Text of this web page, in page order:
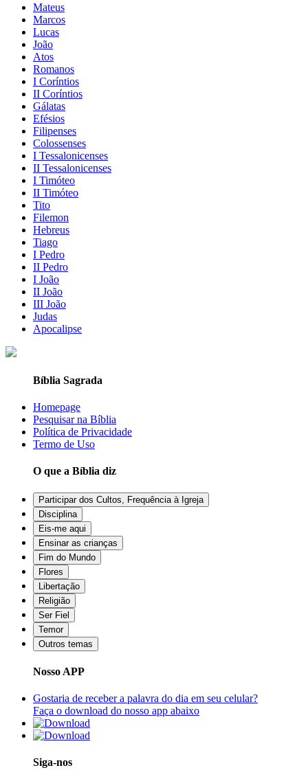
Mateus
Marcos
Lucas
João
Atos
Romanos
I Coríntios
II Coríntios
Gálatas
Efésios
Filipenses
Colossenses
I Tessalonicenses
II Tessalonicenses
I Timóteo
II Timóteo
Tito
Filemon
Hebreus
Tiago
I Pedro
II Pedro
I João
II João
III João
Judas
Apocalipse
Bíblia Sagrada
Homepage
Pesquisar na Bíblia
Política de Privacidade
Termo de Uso
O que a Bíblia diz
Participar dos Cultos, Frequência à Igreja
Disciplina
Eis-me aqui
Ensinar as crianças
Fim do Mundo
Flores
Libertação
Religião
Ser Fiel
Temor
Outros temas
Nosso APP
Gostaria de receber a palavra do dia em seu celular?
Faça o download do nosso app abaixo
Siga-nos